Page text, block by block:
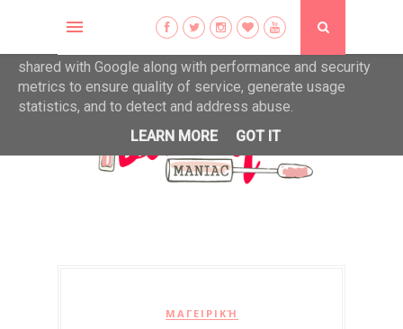
ΜΑΓΕΙΡΙΚΉ
This site uses cookies from Google to deliver its services
shared with Google along with performance and security
metrics to ensure quality of service, generate usage
statistics, and to detect and address abuse.
LEARN MORE
GOT IT